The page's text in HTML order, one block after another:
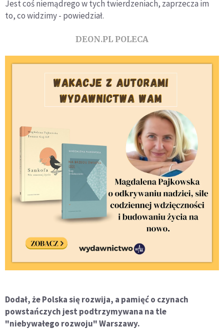
Jest coś niemądrego w tych twierdzeniach, zaprzecza im
to, co widzimy - powiedział.
DEON.PL POLECA
Dodał, że Polska się rozwija, a pamięć o czynach
powstańczych jest podtrzymywana na tle
"niebywałego rozwoju" Warszawy.